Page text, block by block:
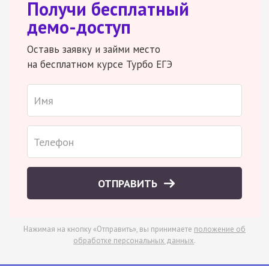
Получи бесплатный
демо-доступ
Оставь заявку и займи место
на бесплатном курсе Турбо ЕГЭ
ОТПРАВИТЬ
Нажимая на кнопку «Отправить», вы принимаете положение об
обработке персональных данных.